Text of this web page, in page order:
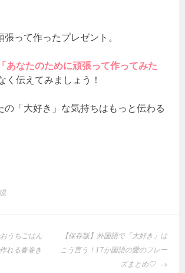
って作ったプレゼント。
「あなたのために頑張って作ってみた
く伝えてみましょう！
の「大好き」な気持ちはもっと伝わる
うちごはん
れる春巻き
【保存版】外国語で「大好き」は
こう言う！17か国語の愛のフレー
ズまとめ♡